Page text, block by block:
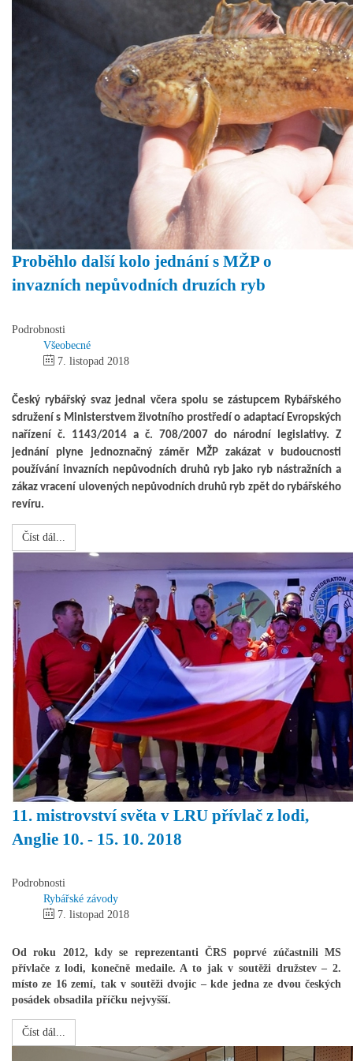
Proběhlo další kolo jednání s MŽP o
invazních nepůvodních druzích ryb
Podrobnosti
Všeobecné
7. listopad 2018
Český rybářský svaz jednal včera spolu se zástupcem Rybářského
sdružení s Ministerstvem životního prostředí o adaptací Evropských
nařízení č. 1143/2014 a č. 708/2007 do národní legislativy. Z
jednání plyne jednoznačný záměr MŽP zakázat v budoucnosti
používání invazních nepůvodních druhů ryb jako ryb nástražních a
zákaz vracení ulovených nepůvodních druhů ryb zpět do rybářského
revíru.
Číst dál...
11. mistrovství světa v LRU přívlač z lodi,
Anglie 10. - 15. 10. 2018
Podrobnosti
Rybářské závody
7. listopad 2018
Od roku 2012, kdy se reprezentanti ČRS poprvé zúčastnili MS
přívlače z lodi, konečně medaile. A to jak v soutěži družstev – 2.
místo ze 16 zemí, tak v soutěži dvojic – kde jedna ze dvou českých
posádek obsadila příčku nejvyšší.
Číst dál...